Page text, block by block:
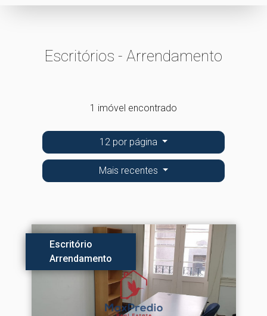
Escritórios - Arrendamento
1 imóvel encontrado
12 por página
Mais recentes
Escritório
Arrendamento